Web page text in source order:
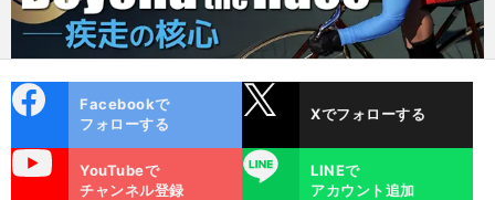
ok
Facebookで
フォローする
Xでフォローする
YouTubeで
チャンネル登録
LINE
LINEで
アカウント追加